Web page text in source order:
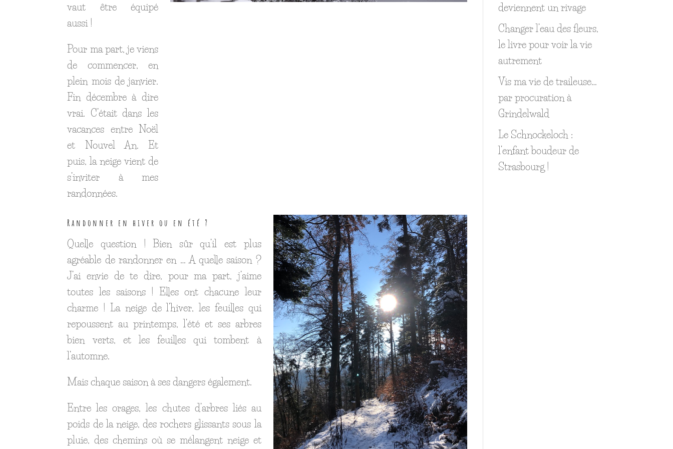
vaut être équipé
aussi !
Pour ma part, je viens
de commencer, en
plein mois de janvier.
Fin décembre à dire
vrai. C’était dans les
vacances entre Noël
et Nouvel An. Et
puis, la neige vient de
s’inviter à mes
randonnées.
Randonner en hiver ou en été ?
Quelle question ! Bien sûr qu’il est plus
agréable de randonner en … A quelle saison ?
J’ai envie de te dire, pour ma part, j’aime
toutes les saisons ! Elles ont chacune leur
charme ! La neige de l’hiver, les feuilles qui
repoussent au printemps, l’été et ses arbres
bien verts, et les feuilles qui tombent à
l’automne.
Mais chaque saison à ses dangers également.
Entre les orages, les chutes d’arbres liés au
poids de la neige, des rochers glissants sous la
pluie, des chemins où se mélangent neige et
deviennent un rivage
Changer l’eau des fleurs,
le livre pour voir la vie
autrement
Vis ma vie de traileuse…
par procuration à
Grindelwald
Le Schnockeloch :
l’enfant boudeur de
Strasbourg !